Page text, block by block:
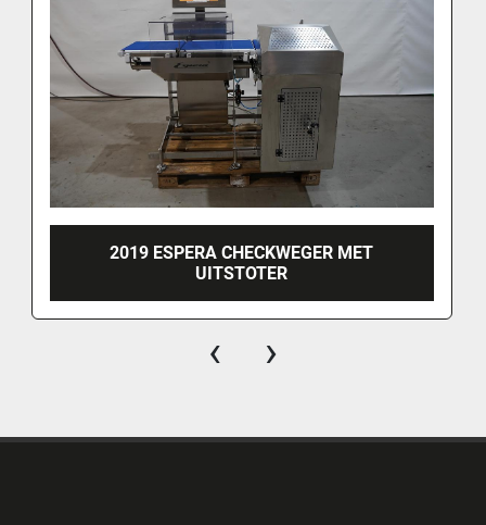
2019 ESPERA CHECKWEGER MET
UITSTOTER
‹ ›